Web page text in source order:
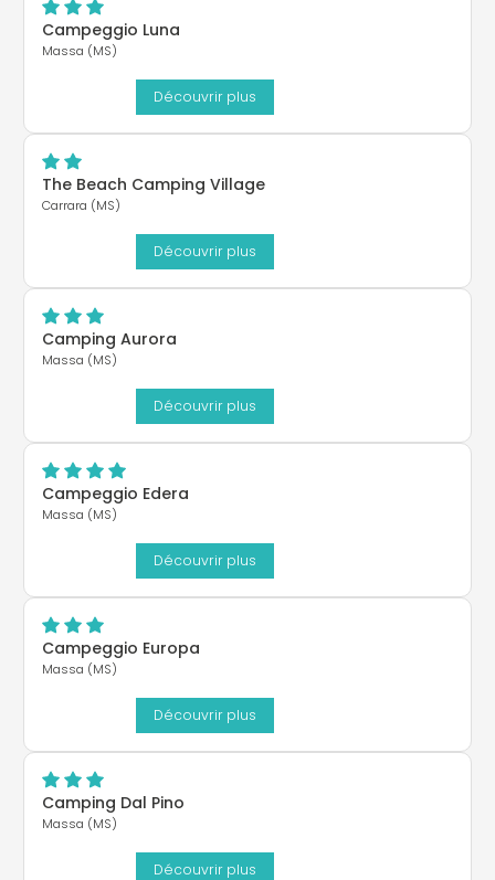
Campeggio Luna
Massa (MS)
Découvrir plus
The Beach Camping Village
Carrara (MS)
Découvrir plus
Camping Aurora
Massa (MS)
Découvrir plus
Campeggio Edera
Massa (MS)
Découvrir plus
Campeggio Europa
Massa (MS)
Découvrir plus
Camping Dal Pino
Massa (MS)
Découvrir plus